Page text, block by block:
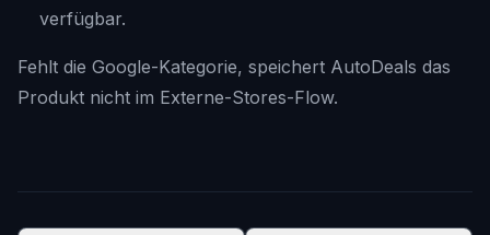
verfügbar.
Fehlt die Google-Kategorie, speichert AutoDeals das
Produkt nicht im Externe-Stores-Flow.